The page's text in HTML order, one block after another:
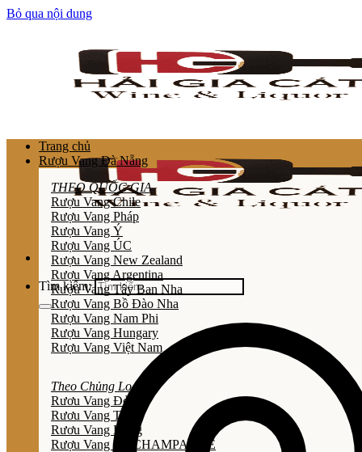
Bỏ qua nội dung
Tìm kiếm:
Trang chủ
Rượu Vang Đà Nẵng
THEO QUỐC GIA
Rượu Vang Chile
Rượu Vang Pháp
Rượu Vang Ý
Rượu Vang ÚC
Rượu Vang New Zealand
Rượu Vang Argentina
Rượu Vang Tây Ban Nha
Rượu Vang Bồ Đào Nha
Rượu Vang Nam Phi
Rượu Vang Hungary
Rượu Vang Việt Nam
Theo Chủng Loại
Rươu Vang Đỏ
Rươu Vang Trắng
Rươu Vang Hồng
Rượu Vang Nổ/CHAMPAGNE